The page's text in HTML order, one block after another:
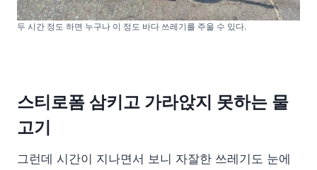
두 시간 정도 하면 누구나 이 정도 바다 쓰레기를 주울 수 있다.
스티로폼 삼키고 가라앉지 못하는 물
고기
그런데 시간이 지나면서 보니 자잘한 쓰레기도 눈에